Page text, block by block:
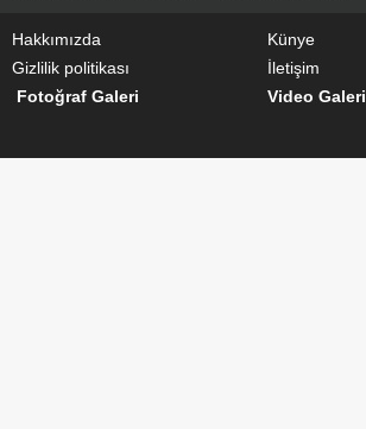
Hakkımızda Künye
Gizlilik politikası
İletişim
Fotoğraf Galeri
Video Galeri